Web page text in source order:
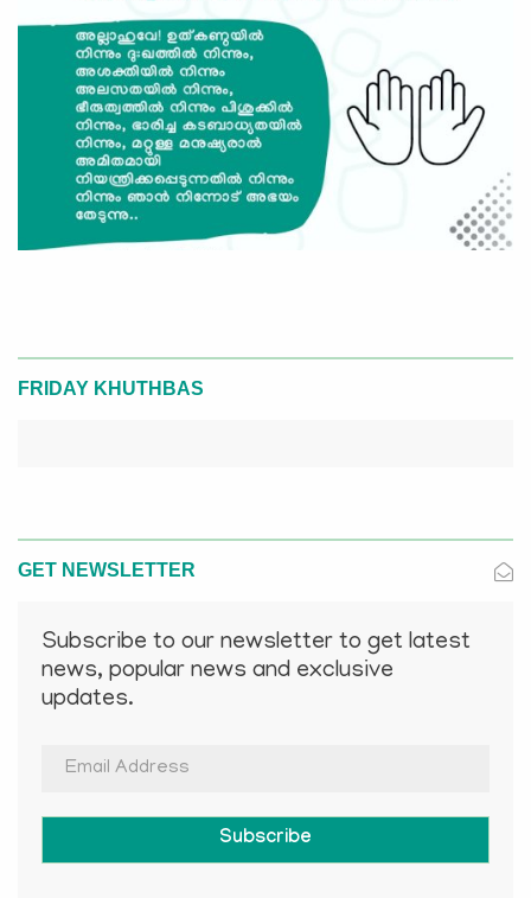
FRIDAY KHUTHBAS
GET NEWSLETTER
Subscribe to our newsletter to get latest
news, popular news and exclusive
updates.
Subscribe